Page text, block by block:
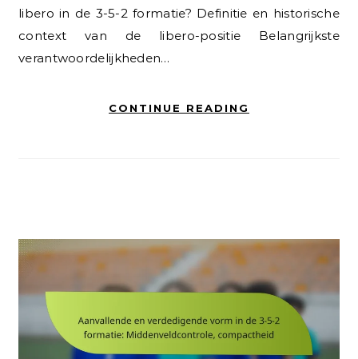
libero in de 3-5-2 formatie? Definitie en historische
context van de libero-positie Belangrijkste
verantwoordelijkheden…
CONTINUE READING